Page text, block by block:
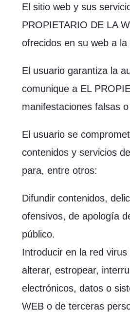
El sitio web y sus
PROPIETARIO DE LA
ofrecidos en su web a
El usuario garantiza la
comunique a EL
manifestaciones falsas
El usuario se
contenidos y servicios
para, entre otros:
Difundir contenidos,
ofensivos, de apología
público.
Introducir en la red
alterar, estropear,
electrónicos, datos o
WEB o de terceras